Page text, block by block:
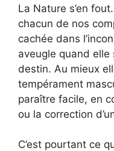
La Nature s’en
chacun de nos
cachée dans
aveugle quand
destin. Au mieux
tempérament
paraître facile, en
ou la correction
C’est pourtant ce